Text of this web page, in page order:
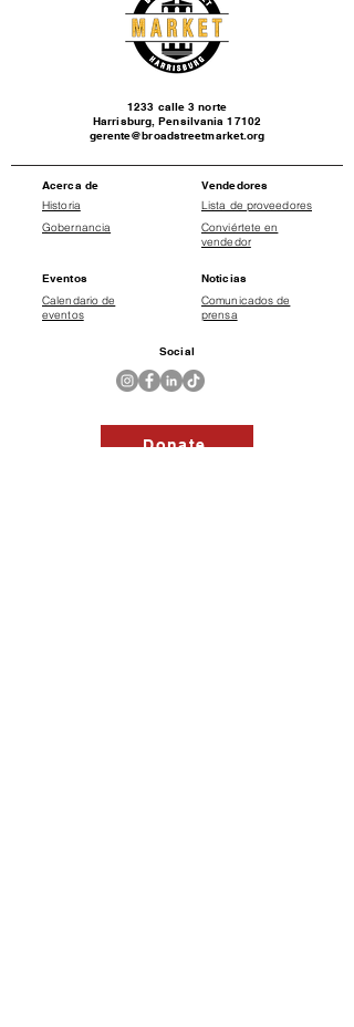
1233 calle 3 norte
Harrisburg, Pensilvania 17102
gerente@broadstreetmarket.org
Acerca de
Historia
Gobernancia
Eventos
Calendario de
eventos
Vendedores
Lista de proveedores
Conviértete en
vendedor
Noticias
Comunicados de
prensa
Social
Donate